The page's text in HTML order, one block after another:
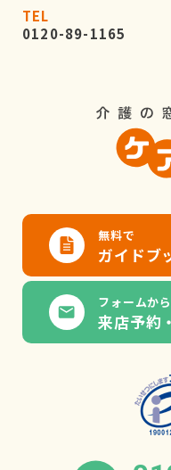
TEL
0120-89-1165
無料で
ガイドブ
フォームから
来店予約